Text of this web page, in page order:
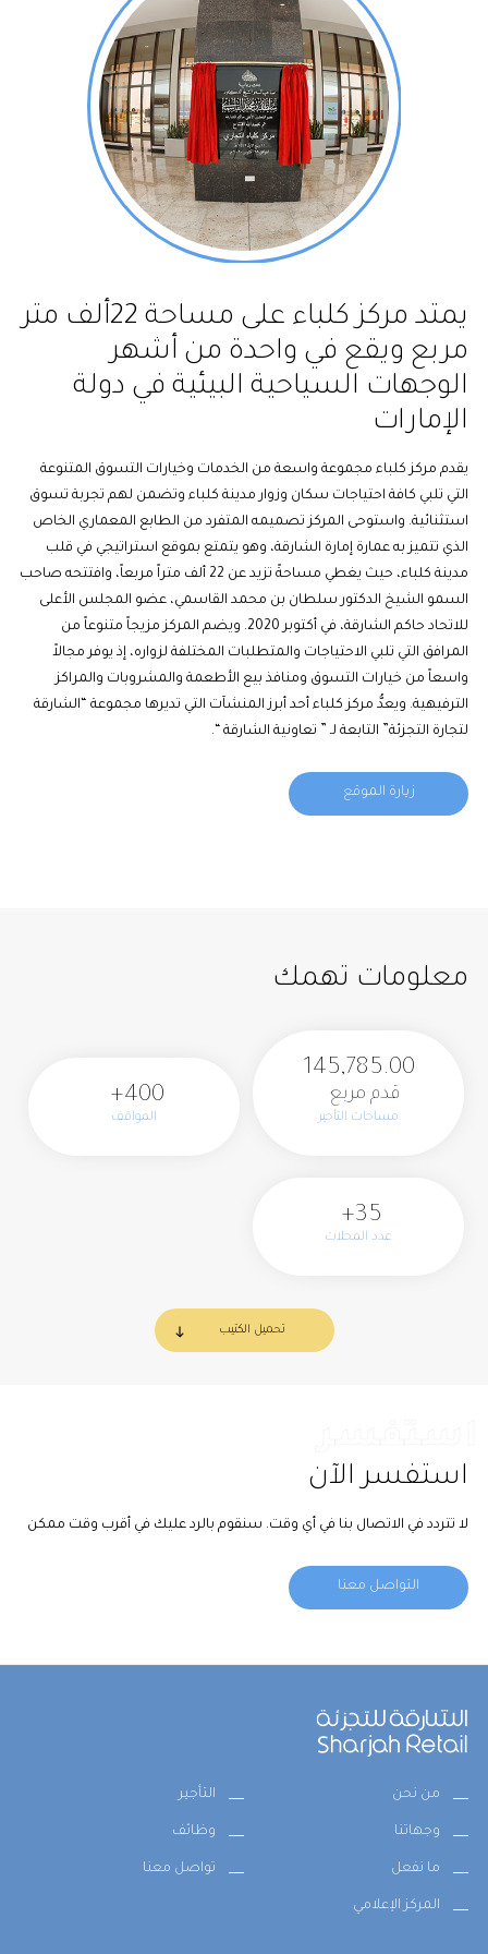
يمتد مركز كلباء على مساحة 22ألف متر
مربع ويقع في واحدة من أشهر
الوجهات السياحية البيئية في دولة
الإمارات
يقدم مركز كلباء مجموعة واسعة من الخدمات وخيارات التسوق المتنوعة
التي تلبي كافة احتياجات سكان وزوار مدينة كلباء وتضمن لهم تجربة تسوق
استثنائية. واستوحى المركز تصميمه المتفرد من الطابع المعماري الخاص
الذي تتميز به عمارة إمارة الشارقة، وهو يتمتع بموقع استراتيجي في قلب
مدينة كلباء، حيث يغطي مساحةً تزيد عن 22 ألف متراً مربعاً، وافتتحه صاحب
السمو الشيخ الدكتور سلطان بن محمد القاسمي، عضو المجلس الأعلى
للاتحاد حاكم الشارقة، في أكتوبر 2020. ويضم المركز مزيجاً متنوعاً من
المرافق التي تلبي الاحتياجات والمتطلبات المختلفة لزواره، إذ يوفر مجالاً
واسعاً من خيارات التسوق ومنافذ بيع الأطعمة والمشروبات والمراكز
الترفيهية. ويعدُّ مركز كلباء أحد أبرز المنشآت التي تديرها مجموعة “الشارقة
لتجارة التجزئة” التابعة لـ ” تعاونية الشارقة “.
زيارة الموقع
معلومات تهمك
145,785.00
قدم مربع
مساحات التأجير
400+
المواقف
35+
عدد المحلات
تحميل الكتيب
استفسر الآن
لا تتردد في الاتصال بنا في أي وقت. سنقوم بالرد عليك في أقرب وقت ممكن
التواصل معنا
من نحن التأجير
وجهاتنا وظائف
ما نفعل تواصل معنا
المركز الإعلامي